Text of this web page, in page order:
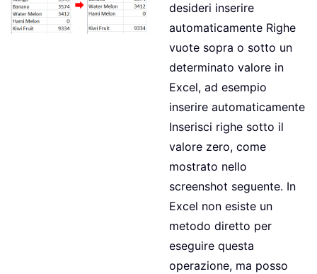
desideri inserire
automaticamente Righe
vuote sopra o sotto un
determinato valore in
Excel, ad esempio
inserire automaticamente
Inserisci righe sotto il
valore zero, come
mostrato nello
screenshot seguente. In
Excel non esiste un
metodo diretto per
eseguire questa
operazione, ma posso